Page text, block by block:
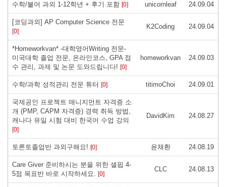
수학/불어 과외 1-12학년 + 후기 포함 [0] unicornleaf 24.09.04
[코딩과외] AP Computer Science 전문
[0]
K2Coding 24.09.04
*Homeworkvan* -대학영어Writing 전문-
미국대학 졸업 전문, 온라인코스, GPA 점
수 관리, 과제 및 논문 도와드립니다! [0]
homeworkvan 24.09.03
수학/과학 성적관리 전문 튜터 [0] titimoChoi 24.09.01
국제공인 프로젝트 매니지먼트 자격증 소
개 (PMP, CAPM 자격증) 경력 취득 방법,
캐나다 유일 시험 대비 한국어 수업 강의
[0]
DavidKim 24.08.27
토론토졸업반 과외구해요! [0] 윤채환 24.08.19
Care Giver 준비하시는 분을 위한 셀핍 4-
5점 목표반 바로 시작하세요. [0]
CLC 24.08.13